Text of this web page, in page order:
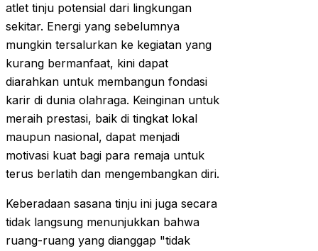
atlet tinju potensial dari lingkungan
sekitar. Energi yang sebelumnya
mungkin tersalurkan ke kegiatan yang
kurang bermanfaat, kini dapat
diarahkan untuk membangun fondasi
karir di dunia olahraga. Keinginan untuk
meraih prestasi, baik di tingkat lokal
maupun nasional, dapat menjadi
motivasi kuat bagi para remaja untuk
terus berlatih dan mengembangkan diri.
Keberadaan sasana tinju ini juga secara
tidak langsung menunjukkan bahwa
ruang-ruang yang dianggap "tidak